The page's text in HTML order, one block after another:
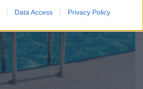
Data Access Privacy Policy